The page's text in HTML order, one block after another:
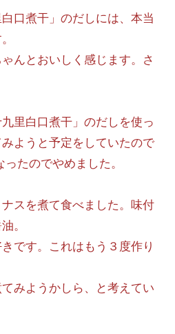
口煮干」のだしには、本当
んとおいしく感じます。さ
里白口煮干」のだしを使っ
ようと予定をしていたので
たのでやめました。
スを煮て食べました。味付
。
です。これはもう３度作り
みようかしら、と考えてい